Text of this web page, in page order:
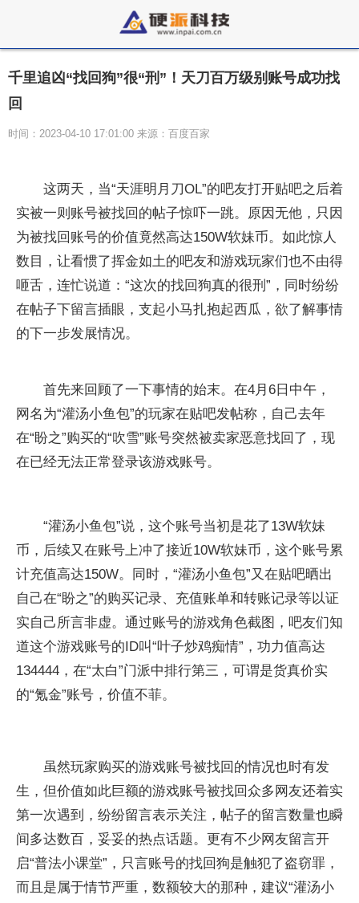
千里追凶“找回狗”很“刑”！天刀百万级别账号成功找
回
时间：2023-04-10 17:01:00 来源：百度百家
这两天，当“天涯明月刀OL”的吧友打开贴吧之后着
实被一则账号被找回的帖子惊吓一跳。原因无他，只因
为被找回账号的价值竟然高达150W软妹币。如此惊人
数目，让看惯了挥金如土的吧友和游戏玩家们也不由得
咂舌，连忙说道：“这次的找回狗真的很刑”，同时纷纷
在帖子下留言插眼，支起小马扎抱起西瓜，欲了解事情
的下一步发展情况。
首先来回顾了一下事情的始末。在4月6日中午，
网名为“灌汤小鱼包”的玩家在贴吧发帖称，自己去年
在“盼之”购买的“吹雪”账号突然被卖家恶意找回了，现
在已经无法正常登录该游戏账号。
“灌汤小鱼包”说，这个账号当初是花了13W软妹
币，后续又在账号上冲了接近10W软妹币，这个账号累
计充值高达150W。同时，“灌汤小鱼包”又在贴吧晒出
自己在“盼之”的购买记录、充值账单和转账记录等以证
实自己所言非虚。通过账号的游戏角色截图，吧友们知
道这个游戏账号的ID叫“叶子炒鸡痴情”，功力值高达
134444，在“太白”门派中排行第三，可谓是货真价实
的“氪金”账号，价值不菲。
虽然玩家购买的游戏账号被找回的情况也时有发
生，但价值如此巨额的游戏账号被找回众多网友还着实
第一次遇到，纷纷留言表示关注，帖子的留言数量也瞬
间多达数百，妥妥的热点话题。更有不少网友留言开
启“普法小课堂”，只言账号的找回狗是触犯了盗窃罪，
而且是属于情节严重，数额较大的那种，建议“灌汤小